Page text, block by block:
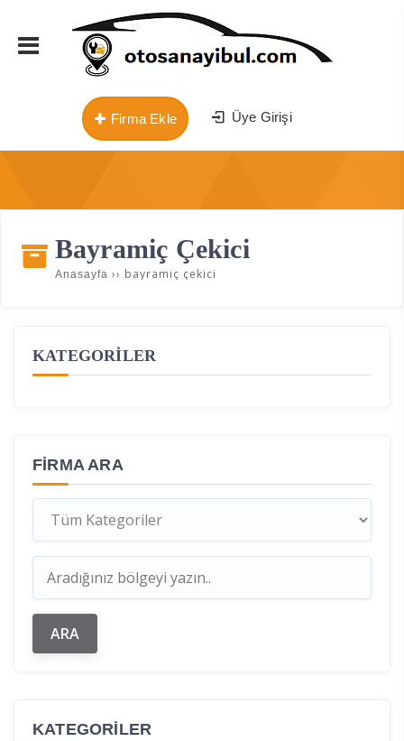
Üye Girişi
Firma Ekle
Bayramiç Çekici
Anasayfa ›› bayramiç çekici
KATEGORİLER
FIRMA ARA
KATEGORILER